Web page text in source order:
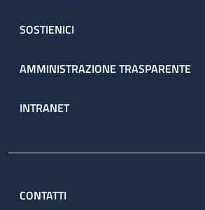
SOSTIENICI
AMMINISTRAZIONE TRASPARENTE
INTRANET
CONTATTI